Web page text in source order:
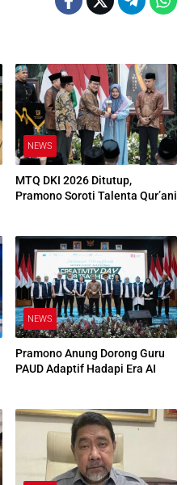
NEWS
MTQ DKI 2026 Ditutup,
Pramono Soroti Talenta Qur’ani
NEWS
Pramono Anung Dorong Guru
PAUD Adaptif Hadapi Era AI